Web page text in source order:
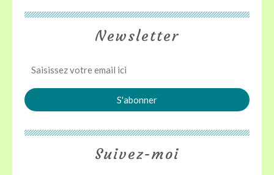
Newsletter
Suivez-moi